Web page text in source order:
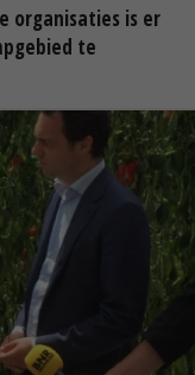
organisaties is er
te